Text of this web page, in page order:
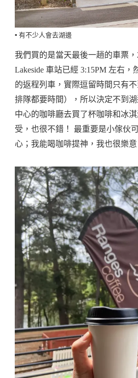
▪️ 有不少人會去湖邊
我們買的是當天最後一趟的車票
Lakeside 車站已經 3:15PM 左右，
的返程列車，實際逗留時間只有
排隊都要時間），所以決定不到
中心的咖啡廳去買了杯咖啡和冰
受，也很不錯！ 最重要是小傢伙
心；我能喝咖啡提神，我也很樂意